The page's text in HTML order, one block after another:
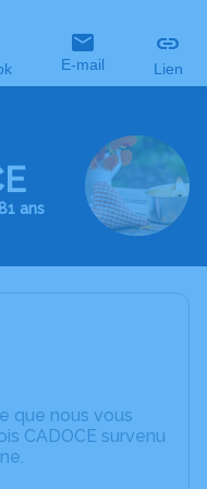
E-mail Lien
ans
que nous vous
CADOCE survenu